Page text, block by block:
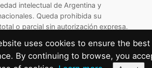
intelectual de Argentina y
Queda prohibida su
o parcial sin autorización expresa.
uses cookies to ensure the best
By continuing to browse, you
de cookies